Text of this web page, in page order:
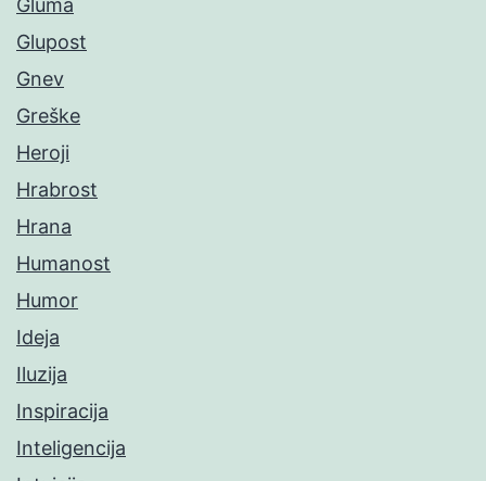
Gluma
Glupost
Gnev
Greške
Heroji
Hrabrost
Hrana
Humanost
Humor
Ideja
Iluzija
Inspiracija
Inteligencija